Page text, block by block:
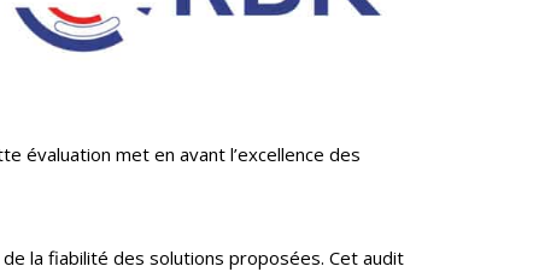
évaluation met en avant l’excellence des
la fiabilité des solutions proposées. Cet audit